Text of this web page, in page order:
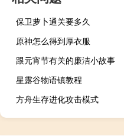
保卫萝卜通关要多久
原神怎么得到厚衣服
跟元宵节有关的廉洁小故事
星露谷物语镇教程
方舟生存进化攻击模式